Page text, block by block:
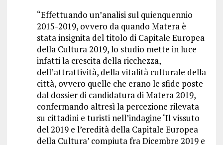
“Effettuando un’analisi sul quienquennio
2015-2019, ovvero da quando Matera è
stata insignita del titolo di Capitale Europea
della Cultura 2019, lo studio mette in luce
infatti la crescita della ricchezza,
dell’attrattività, della vitalità culturale della
città, ovvero quelle che erano le sfide poste
dal dossier di candidatura di Matera 2019,
confermando altresì la percezione rilevata
su cittadini e turisti nell’indagine ‘Il vissuto
del 2019 e l’eredità della Capitale Europea
della Cultura’ compiuta fra Dicembre 2019 e